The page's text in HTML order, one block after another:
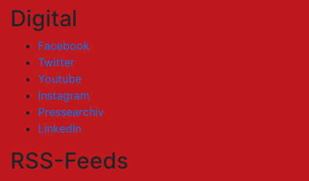
Digital
Facebook
Twitter
Youtube
Instagram
Pressearchiv
LinkedIn
RSS-Feeds